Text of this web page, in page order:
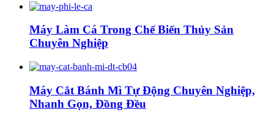
Máy Làm Cá Trong Chế Biến Thủy Sản
Chuyên Nghiệp
Máy Cắt Bánh Mì Tự Động Chuyên Nghiệp,
Nhanh Gọn, Đồng Đều